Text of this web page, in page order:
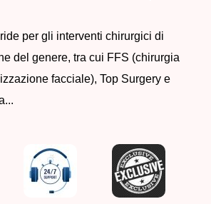
per gli interventi chirurgici di
del genere, tra cui FFS (chirurgia
facciale), Top Surgery e